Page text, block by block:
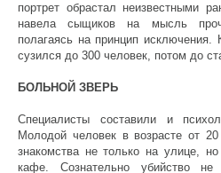
портрет обрастал неизвестными
навела сыщиков на мысль
полагаясь на принцип исключения.
сузился до 300 человек, потом до
БОЛЬНОЙ ЗВЕРЬ
Специалисты составили и
Молодой человек в возрасте от
знакомства не только на улице,
кафе. Сознательно убийство